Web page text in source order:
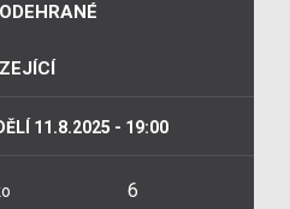
ODEHRANÉ
11.8.2025 - 19:00
6